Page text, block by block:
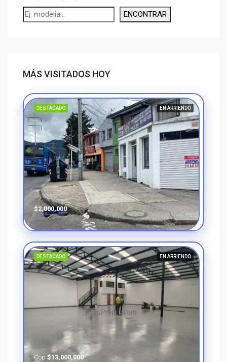
ENCONTRAR
MÁS VISITADOS HOY
EN ARRIENDO
DESTACADO
$2,000,000
EN ARRIENDO
DESTACADO
Cop $13,000,000